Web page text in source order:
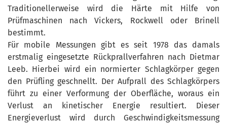
Traditionellerweise wird die Härte mit Hilfe von
Prüfmaschinen nach Vickers, Rockwell oder Brinell
bestimmt.
Für mobile Messungen gibt es seit 1978 das damals
erstmalig eingesetzte Rückprallverfahren nach Dietmar
Leeb. Hierbei wird ein normierter Schlagkörper gegen
den Prüfling geschnellt. Der Aufprall des Schlagkörpers
führt zu einer Verformung der Oberfläche, woraus ein
Verlust an kinetischer Energie resultiert. Dieser
Energieverlust wird durch Geschwindigkeitsmessung